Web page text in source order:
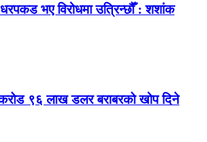
भए विरोधमा उत्रिन्छौँ : शशांक
९६ लाख डलर बराबरको खोप दिने